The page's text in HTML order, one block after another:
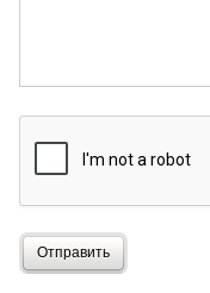
Отправить